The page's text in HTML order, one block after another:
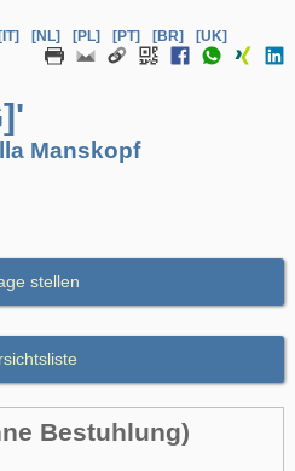
[IT] [NL] [PL] [PT] [BR] [UK]
Manskopf
stellen
Bestuhlung)